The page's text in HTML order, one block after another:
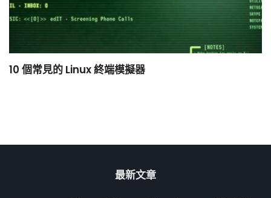
10 個常見的 Linux 終端模擬器
最新文章